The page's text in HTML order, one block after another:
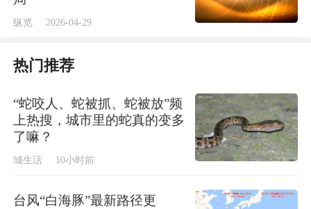
纵览 2026-04-29
热门推荐
“蛇咬人、蛇被抓、蛇被放”频
上热搜，城市里的蛇真的变多
了嘛？
城生活 10小时前
台风“白海豚”最新路径更